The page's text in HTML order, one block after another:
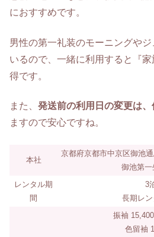
におすすめです。
男性の第一礼装のモーニングや
いるので、一緒に利用すると『
得です。
また、 発送前の利用日の変更は
ますので安心ですね。
本社
京都府京都市中京区御池
御池第
レンタル期
間
3
長期レ
振袖
色留袖